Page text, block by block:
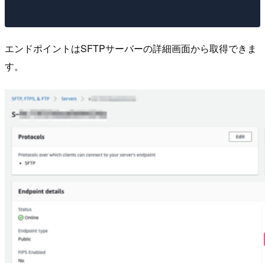
エンドポイントはSFTPサーバーの詳細画面から取得できま
す。